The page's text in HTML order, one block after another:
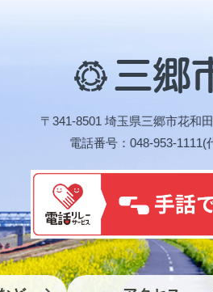
三
郷
〒341-8501 埼玉県三郷市花和
電話番号：048-953-1111(